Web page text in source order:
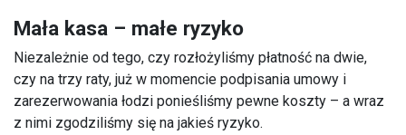
Mała kasa – małe ryzyko
Niezależnie od tego, czy rozłożyliśmy płatność na dwie,
czy na trzy raty, już w momencie podpisania umowy i
zarezerwowania łodzi ponieśliśmy pewne koszty – a wraz
z nimi zgodziliśmy się na jakieś ryzyko.